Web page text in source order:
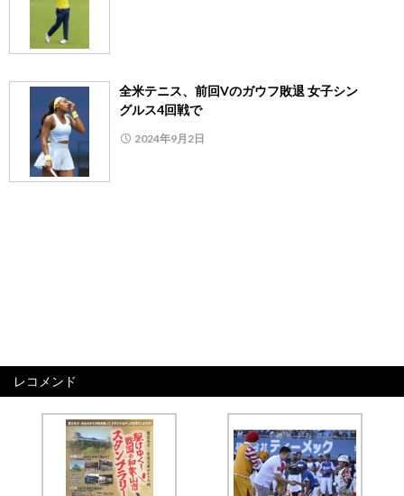
全米テニス、前回Vのガウフ敗退 女子シン
グルス4回戦で
2024年9月2日
レコメンド